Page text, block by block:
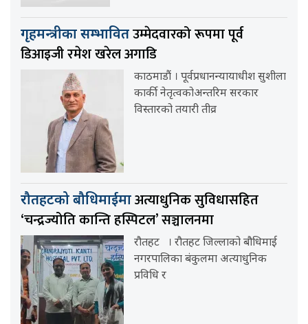
गृहमन्त्रीका सम्भावितउम्मेदवारको रूपमा पूर्व
डिआइजी रमेश खरेल अगाडि
काठमाडौं । पूर्वप्रधानन्यायाधीश सुशीला
कार्की नेतृत्वकोअन्तरिम सरकार
विस्तारको तयारी तीव्र
रौतहटको बौधिमाईमाअत्याधुनिक सुविधासहित
‘चन्द्रज्योति कान्ति हस्पिटल’ सञ्चालनमा
रौतहट । रौतहट जिल्लाको बौधिमाई
नगरपालिका बंकुलमा अत्याधुनिक
प्रविधि र